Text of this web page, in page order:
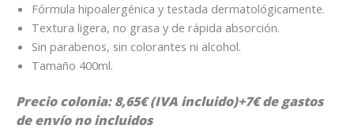
Fórmula hipoalergénica y testada dermatológicamente.
Textura ligera, no grasa y de rápida absorción.
Sin parabenos, sin colorantes ni alcohol.
Tamaño 400ml.
Precio colonia: 8,65€ (IVA incluido)+7€ de gastos
de envío no incluidos